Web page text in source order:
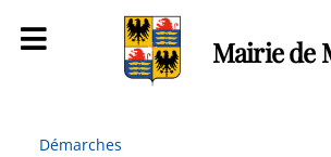
Mairie de
Démarches